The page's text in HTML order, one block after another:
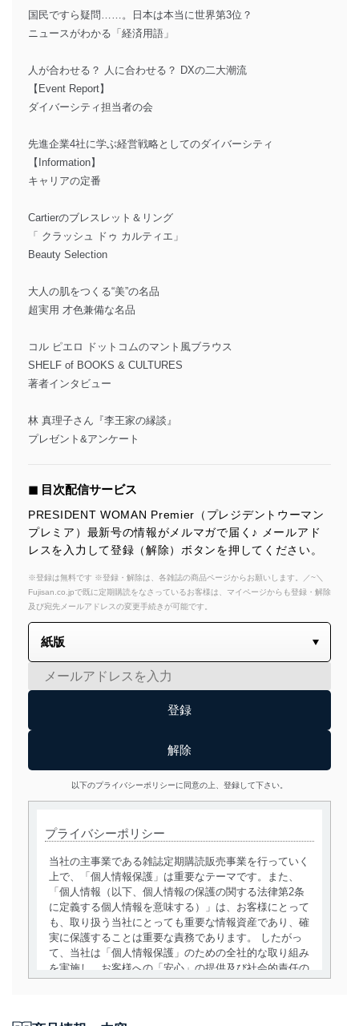
国民ですら疑問……。日本は本当に世界第3位？
ニュースがわかる「経済用語」
人が合わせる？ 人に合わせる？ DXの二大潮流
【Event Report】
ダイバーシティ担当者の会
先進企業4社に学ぶ経営戦略としてのダイバーシティ
【Information】
キャリアの定番
Cartierのブレスレット＆リング
「 クラッシュ ドゥ カルティエ」
Beauty Selection
大人の肌をつくる“美”の名品
超実用 才色兼備な名品
コル ピエロ ドットコムのマント風ブラウス
SHELF of BOOKS & CULTURES
著者インタビュー
林 真理子さん『李王家の縁談』
プレゼント&アンケート
◼︎ 目次配信サービス
PRESIDENT WOMAN Premier（プレジデントウーマン
プレミア）最新号の情報がメルマガで届く♪ メールアド
レスを入力して登録（解除）ボタンを押してください。
※登録は無料です ※登録・解除は、各雑誌の商品ページからお願いします。／~＼
Fujisan.co.jpで既に定期購読をなさっているお客様は、マイページからも登録・解除
及び宛先メールアドレスの変更手続きが可能です。
以下のプライバシーポリシーに同意の上、登録して下さい。
プライバシーポリシー
当社の主事業である雑誌定期購読販売事業を行っていく
上で、「個人情報保護」は重要なテーマです。また、
「個人情報（以下、個人情報の保護の関する法律第2条
に定義する個人情報を意味する）」は、お客様にとって
も、取り扱う当社にとっても重要な情報資産であり、確
実に保護することは重要な責務であります。 したがっ
て、当社は「個人情報保護」のための全社的な取り組み
を実施し、お客様への「安心」の提供及び社会的責任の